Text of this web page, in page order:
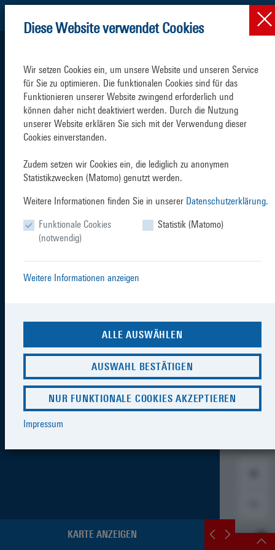
SCHNELLZUGRIFF
KARTE ANZEIGEN
SCHIFFSVERKEHR TERMINALS
Diese Website verwendet Cookies
Wir setzen Cookies ein, um unsere Website und unseren Service
für Sie zu optimieren. Die funktionalen Cookies sind für das
Funktionieren unserer Website zwingend erforderlich und
können daher nicht deaktiviert werden. Durch die Nutzung
unserer Website erklären Sie sich mit der Verwendung dieser
Cookies einverstanden.
Zudem setzen wir Cookies ein, die lediglich zu anonymen
Statistikzwecken (Matomo) genutzt werden.
Weitere Informationen finden Sie in unserer Datenschutzerklärung.
Funktionale Cookies
(notwendig)
Statistik (Matomo)
Weitere Informationen anzeigen
ALLE AUSWÄHLEN
AUSWAHL BESTÄTIGEN
NUR FUNKTIONALE COOKIES AKZEPTIEREN
Impressum